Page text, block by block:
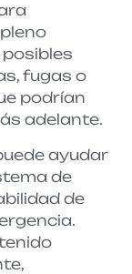
fugas o
podrían
adelante.
ayudar
de
de